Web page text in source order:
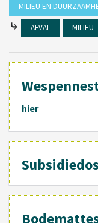
MILIEU EN
⤷ AFVAL MILIEU
hier